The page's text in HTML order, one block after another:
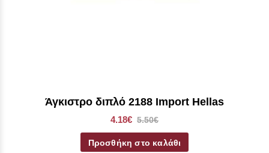
Άγκιστρο διπλό 2188 Import Hellas
4.18€ 5.50€
Προσθήκη στο καλάθι